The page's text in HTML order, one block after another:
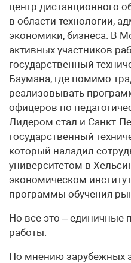
центр дистанционного
в области технологии,
экономики, бизнеса. В
активных участников
государственный
Баумана, где помимо
реализовывать
офицеров по
Лидером стал и Санкт-
государственный
который наладил
университетом в
экономическом
программы обучения
Но все это –
работы.
По мнению зарубежных